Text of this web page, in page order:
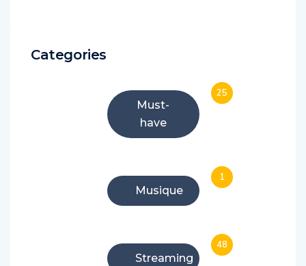
Categories
Must-
have
25
Musique
1
Streaming
48